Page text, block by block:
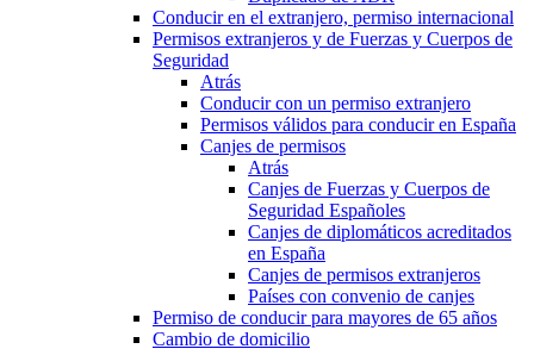
Conducir en el extranjero, permiso internacional
Permisos extranjeros y de Fuerzas y Cuerpos de
Seguridad
Atrás
Conducir con un permiso extranjero
Permisos válidos para conducir en España
Canjes de permisos
Atrás
Canjes de Fuerzas y Cuerpos de
Seguridad Españoles
Canjes de diplomáticos acreditados
en España
Canjes de permisos extranjeros
Países con convenio de canjes
Permiso de conducir para mayores de 65 años
Cambio de domicilio